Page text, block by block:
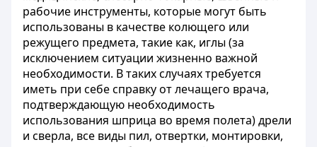
рабочие инструменты, которые могут быть
использованы в качестве колющего или
режущего предмета, такие как, иглы (за
исключением ситуации жизненно важной
необходимости. В таких случаях требуется
иметь при себе справку от лечащего врача,
подтверждающую необходимость
использования шприца во время полета) дрели
и сверла, все виды пил, отвертки, монтировки,